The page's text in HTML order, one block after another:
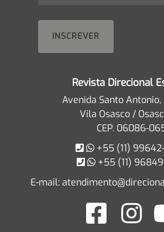
Revista Direcional
Avenida Santo
Vila Osasco /
CEP. 06086-
+55 (11)
+55 (11)
E-mail: